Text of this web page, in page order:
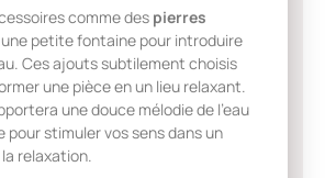
comme des pierres
petite fontaine pour introduire
Ces ajouts subtilement choisis
une pièce en un lieu relaxant.
une douce mélodie de l’eau
pour stimuler vos sens dans un
relaxation.